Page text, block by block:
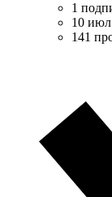
1
10
141